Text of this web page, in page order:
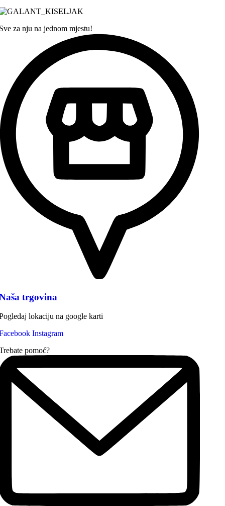
za nju na jednom mjestu!
trgovina
lokaciju na google karti
Instagram
pomoć?